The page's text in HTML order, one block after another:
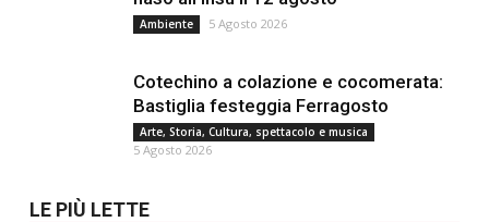
Ambiente 5 Agosto 2026
Cotechino a colazione e cocomerata:
Bastiglia festeggia Ferragosto
Arte, Storia, Cultura, spettacolo e musica
5 Agosto 2026
LE PIÙ LETTE